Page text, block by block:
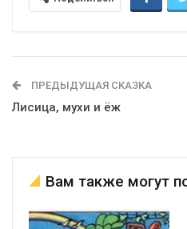
ПРЕДЫДУЩАЯ СКАЗКА
Лисица, мухи и ёж
Вам также могут